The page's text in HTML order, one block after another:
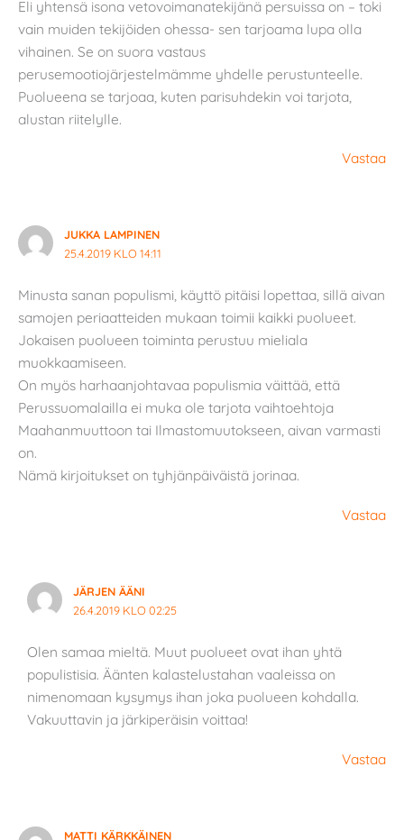
Eli yhtensä isona vetovoimanatekijänä persuissa on – toki
vain muiden tekijöiden ohessa- sen tarjoama lupa olla
vihainen. Se on suora vastaus
perusemootiojärjestelmämme yhdelle perustunteelle.
Puolueena se tarjoaa, kuten parisuhdekin voi tarjota,
alustan riitelylle.
Vastaa
JUKKA LAMPINEN
25.4.2019 KLO 14:11
Minusta sanan populismi, käyttö pitäisi lopettaa, sillä aivan
samojen periaatteiden mukaan toimii kaikki puolueet.
Jokaisen puolueen toiminta perustuu mieliala
muokkaamiseen.
On myös harhaanjohtavaa populismia väittää, että
Perussuomalailla ei muka ole tarjota vaihtoehtoja
Maahanmuuttoon tai Ilmastomuutokseen, aivan varmasti
on.
Nämä kirjoitukset on tyhjänpäiväistä jorinaa.
Vastaa
JÄRJEN ÄÄNI
26.4.2019 KLO 02:25
Olen samaa mieltä. Muut puolueet ovat ihan yhtä
populistisia. Äänten kalastelustahan vaaleissa on
nimenomaan kysymys ihan joka puolueen kohdalla.
Vakuuttavin ja järkiperäisin voittaa!
Vastaa
MATTI KÄRKKÄINEN